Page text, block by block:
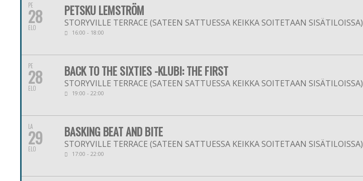
PE
28
ELO
PETSKU LEMSTRÖM
STORYVILLE TERRACE (SATEEN SATTUESSA KEIKKA SOITETAAN SISÄTILOISSA)
16:00 - 18:00
PE
28
ELO
BACK TO THE SIXTIES -KLUBI: THE FIRST
STORYVILLE TERRACE (SATEEN SATTUESSA KEIKKA SOITETAAN SISÄTILOISSA)
19:00 - 22:00
LA
29
ELO
BASKING BEAT AND BITE
STORYVILLE TERRACE (SATEEN SATTUESSA KEIKKA SOITETAAN SISÄTILOISSA)
17:00 - 22:00